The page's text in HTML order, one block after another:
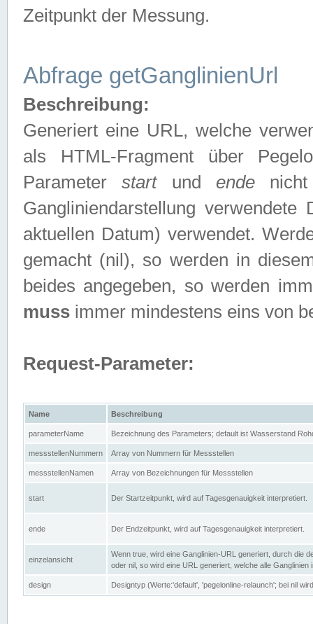
Zeitpunkt der Messung.
Abfrage getGanglinienUrl
Beschreibung:
Generiert eine URL, welche
als HTML-Fragment über
Parameterstartund endenicht
Gangliniendarstellung
aktuellen Datum) verwendet.
gemacht (nil), so werden in
beides angegeben, so werden
muss immer mindestens eins von
Request-Parameter:
Name Beschreibung
parameterName Bezeichnung des Parameters; default ist Wasserstand
messstellenNummern Array von Nummern für Messstellen
messstellenNamen Array von Bezeichnungen für Messstellen
start Der Startzeitpunkt, wird auf Tagesgenauigkeit interpretiert.
ende Der Endzeitpunkt, wird auf Tagesgenauigkeit interpretiert.
einzelansicht
Wenn true, wird eine Ganglinien-URL generiert, durch die
oder nil, so wird eine URL generiert, welche alle Ganglinien
design Designtyp (Werte:'default', 'pegelonline-relaunch'; bei nil